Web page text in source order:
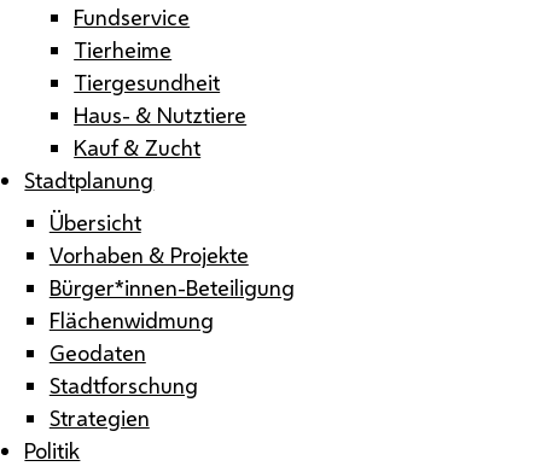
Fundservice
Tierheime
Tiergesundheit
Haus- & Nutztiere
Kauf & Zucht
Stadtplanung
Übersicht
Vorhaben & Projekte
Bürger*innen-Beteiligung
Flächenwidmung
Geodaten
Stadtforschung
Strategien
Politik